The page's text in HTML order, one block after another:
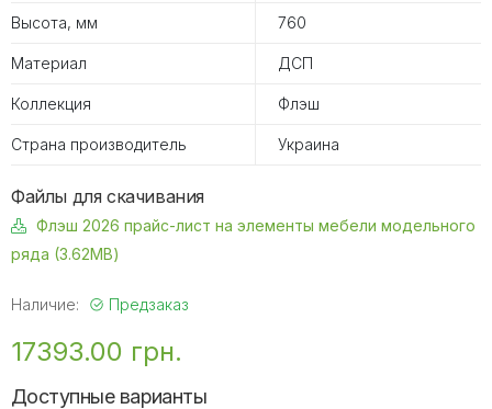
Высота, мм 760
Материал ДСП
Коллекция Флэш
Страна производитель Украина
Файлы для скачивания
Флэш 2026 прайс-лист на элементы мебели модельного
ряда (3.62MB)
Наличие: Предзаказ
17393.00 грн.
Доступные варианты